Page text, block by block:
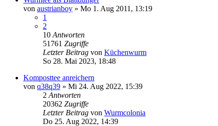
von austrianboy » Mo 1. Aug 2011, 13:19
1
2
10 Antworten
51761 Zugriffe
Letzter Beitrag von Küchenwurm
So 28. Mai 2023, 18:48
Komposttee anreichern
von q38q39 » Mi 24. Aug 2022, 15:39
2 Antworten
20362 Zugriffe
Letzter Beitrag von Wurmcolonia
Do 25. Aug 2022, 14:39